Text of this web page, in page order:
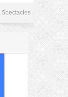
Spectacles